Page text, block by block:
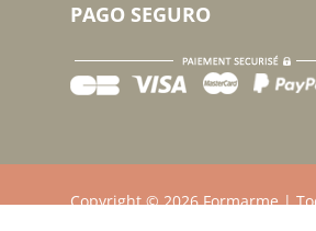
Subtotal:
PAGO SEGURO
Copyright © 2026 Formarme |